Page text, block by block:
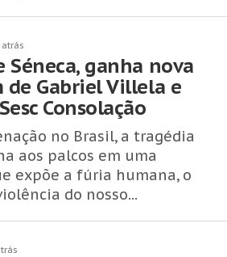
Séneca, ganha nova
Gabriel Villela e
Consolação
no Brasil, a tragédia
aos palcos em uma
expõe a fúria humana, o
do nosso...